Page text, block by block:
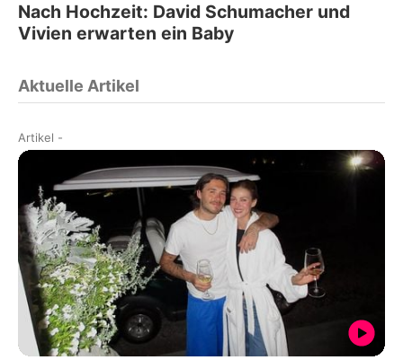
Nach Hochzeit: David Schumacher und
Vivien erwarten ein Baby
Aktuelle Artikel
Artikel -